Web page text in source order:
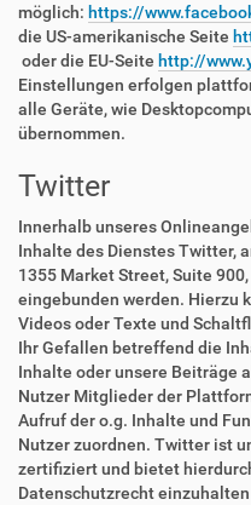
möglich: https://
die US-amerikanische Seite
oder die EU-Seite http://
Einstellungen erfolgen
alle Geräte, wie
übernommen.
Twitter
Innerhalb unseres
Inhalte des Dienstes Twitter,
1355 Market Street, Suite
eingebunden werden. Hierzu
Videos oder Texte und
Ihr Gefallen betreffend die
Inhalte oder unsere Beiträge
Nutzer Mitglieder der
Aufruf der o.g. Inhalte und
Nutzer zuordnen. Twitter ist
zertifiziert und bietet
Datenschutzrecht einzuhalten